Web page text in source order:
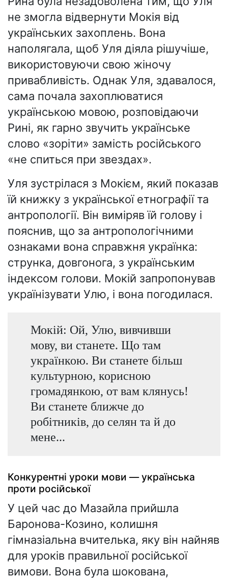
не змогла відвернути Мокія від
українських захоплень. Вона
наполягала, щоб Уля діяла рішучіше,
використовуючи свою жіночу
привабливість. Однак Уля, здавалося,
сама почала захоплюватися
українською мовою, розповідаючи
Рині, як гарно звучить українське
слово «зоріти» замість російського
«не спиться при звездах».
Уля зустрілася з Мокієм, який показав
їй книжку з української етнографії та
антропології. Він виміряв їй голову і
пояснив, що за антропологічними
ознаками вона справжня українка:
струнка, довгонога, з українським
індексом голови. Мокій запропонував
українізувати Улю, і вона погодилася.
Мокій: Ой, Улю, вивчивши
мову, ви станете. Що там
українкою. Ви станете більш
культурною, корисною
громадянкою, от вам клянусь!
Ви станете ближче до
робітників, до селян та й до
мене...
Конкурентні уроки мови — українська
проти російської
У цей час до Мазайла прийшла
Баронова-Козино, колишня
гімназіальна вчителька, яку він найняв
для уроків правильної російської
вимови. Вона була шокована,